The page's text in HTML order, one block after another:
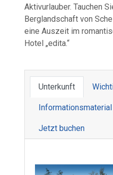
Aktivurlauber. Tauchen
Berglandschaft von
eine Auszeit im
Hotel „edita.“
Unterkunft
Jetzt buchen